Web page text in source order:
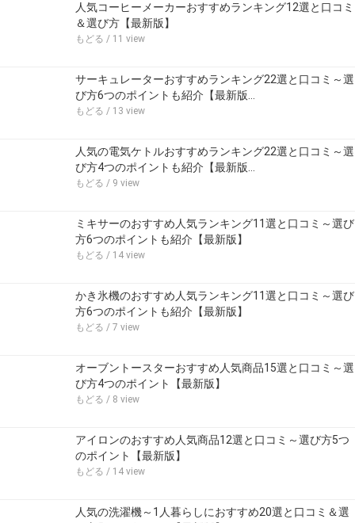
人気コーヒーメーカーおすすめランキング12選と口コミ
＆選び方【最新版】
もどる / 11 view
サーキュレーターおすすめランキング22選と口コミ～選
び方6つのポイントも紹介【最新版…
もどる / 13 view
人気の電気ケトルおすすめランキング22選と口コミ～選
び方4つのポイントも紹介【最新版…
もどる / 9 view
ミキサーのおすすめ人気ランキング11選と口コミ～選び
方6つのポイントも紹介【最新版】
もどる / 14 view
かき氷機のおすすめ人気ランキング11選と口コミ～選び
方6つのポイントも紹介【最新版】
もどる / 7 view
オーブントースターおすすめ人気商品15選と口コミ～選
び方4つのポイント【最新版】
もどる / 8 view
アイロンのおすすめ人気商品12選と口コミ～選び方5つ
のポイント【最新版】
もどる / 14 view
人気の洗濯機～1人暮らしにおすすめ20選と口コミ＆選